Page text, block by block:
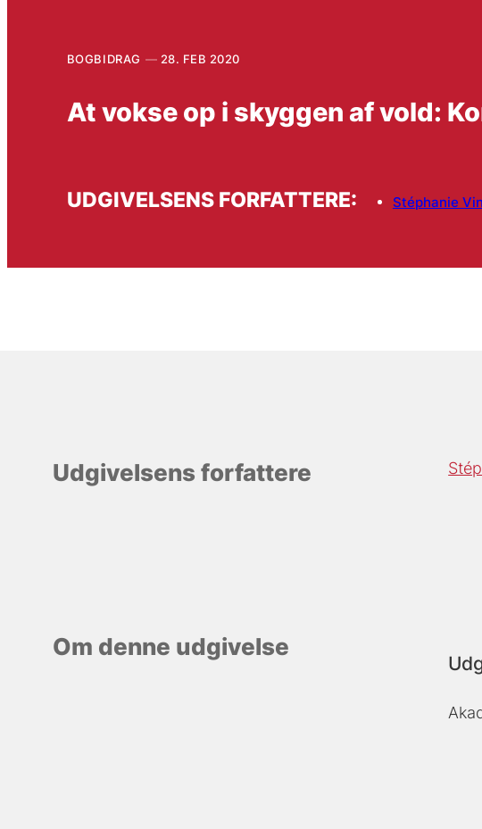
BOGBIDRAG 28. FEB 2020
At vokse op i skyggen af vold:
UDGIVELSENS FORFATTERE: Stéphanie
Udgivelsens forfattere
Om denne udgivelse